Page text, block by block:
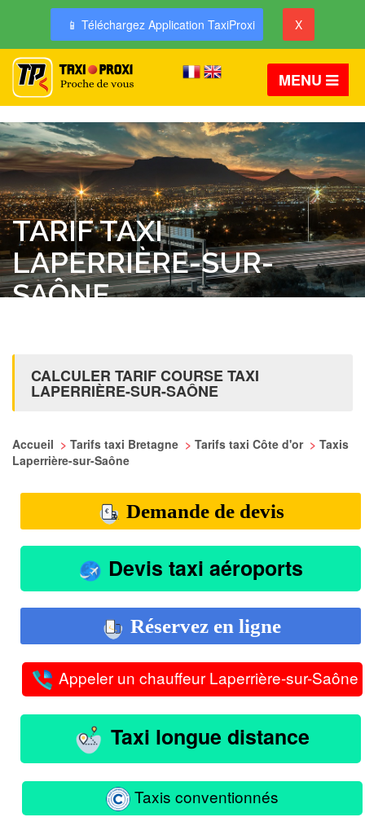
📱 Téléchargez Application TaxiProxi X
MENU
TARIF TAXI
LAPERRIÈRE-SUR-
SAÔNE
CALCULER TARIF COURSE TAXI
LAPERRIÈRE-SUR-SAÔNE
Accueil > Tarifs taxi Bretagne > Tarifs taxi Côte d'or > Taxis
Laperrière-sur-Saône
Demande de devis
Devis taxi aéroports
Réservez en ligne
Appeler un chauffeur Laperrière-sur-Saône
Taxi longue distance
Taxis conventionnés